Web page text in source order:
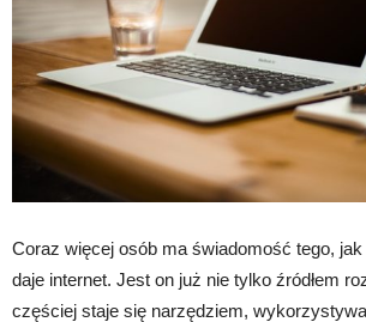
Coraz więcej osób ma świadomość tego,
daje internet. Jest on już nie tylko źródłem
częściej staje się narzędziem,